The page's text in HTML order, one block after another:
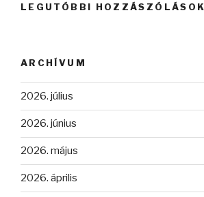
LEGUTÓBBI HOZZÁSZÓLÁSOK
ARCHÍVUM
2026. július
2026. június
2026. május
2026. április